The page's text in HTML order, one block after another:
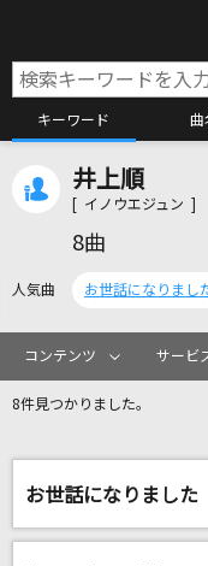
キーワード 曲
リアルタ
#あくあ色ぱれっ
井上順
[ イノウエジュン ]
8曲
人気曲 お世話になりまし
コンテンツ サービ
8件見つかりました。
お世話になりました